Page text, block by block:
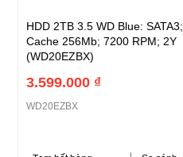
HDD 2TB 3.5 WD Blue: SATA3;
Cache 256Mb; 7200 RPM; 2Y
(WD20EZBX)
3.599.000 ₫
WD20EZBX